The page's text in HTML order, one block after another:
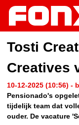
Tosti
Creatives
10-12-2025 (10:56) -
Pensionado's
tijdelijk team dat
ouder. De vacature